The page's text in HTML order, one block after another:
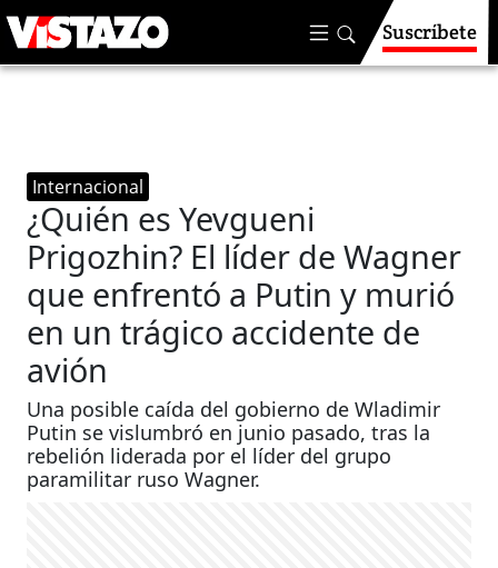
Suscríbete
Internacional
¿Quién es Yevgueni
Prigozhin? El líder de Wagner
que enfrentó a Putin y murió
en un trágico accidente de
avión
Una posible caída del gobierno de Wladimir
Putin se vislumbró en junio pasado, tras la
rebelión liderada por el líder del grupo
paramilitar ruso Wagner.